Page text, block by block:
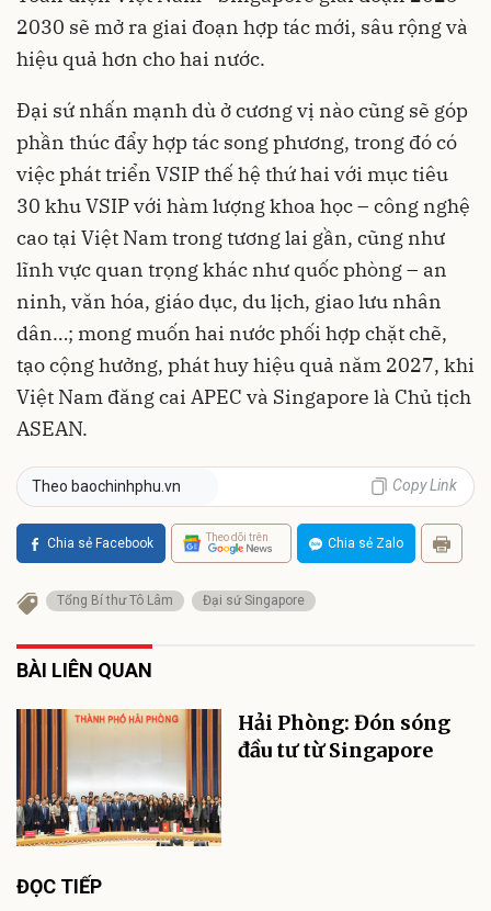
2030 sẽ mở ra giai đoạn hợp tác mới, sâu rộng và
hiệu quả hơn cho hai nước.
Đại sứ nhấn mạnh dù ở cương vị nào cũng sẽ góp
phần thúc đẩy hợp tác song phương, trong đó có
việc phát triển VSIP thế hệ thứ hai với mục tiêu
30 khu VSIP với hàm lượng khoa học – công nghệ
cao tại Việt Nam trong tương lai gần, cũng như
lĩnh vực quan trọng khác như quốc phòng – an
ninh, văn hóa, giáo dục, du lịch, giao lưu nhân
dân…; mong muốn hai nước phối hợp chặt chẽ,
tạo cộng hưởng, phát huy hiệu quả năm 2027, khi
Việt Nam đăng cai APEC và Singapore là Chủ tịch
ASEAN.
Theo baochinhphu.vn Copy Link
Chia sẻ Facebook Theo dõi trên Chia sẻ Zalo
Tổng Bí thư Tô Lâm Đại sứ Singapore
BÀI LIÊN QUAN
Hải Phòng: Đón sóng
đầu tư từ Singapore
ĐỌC TIẾP